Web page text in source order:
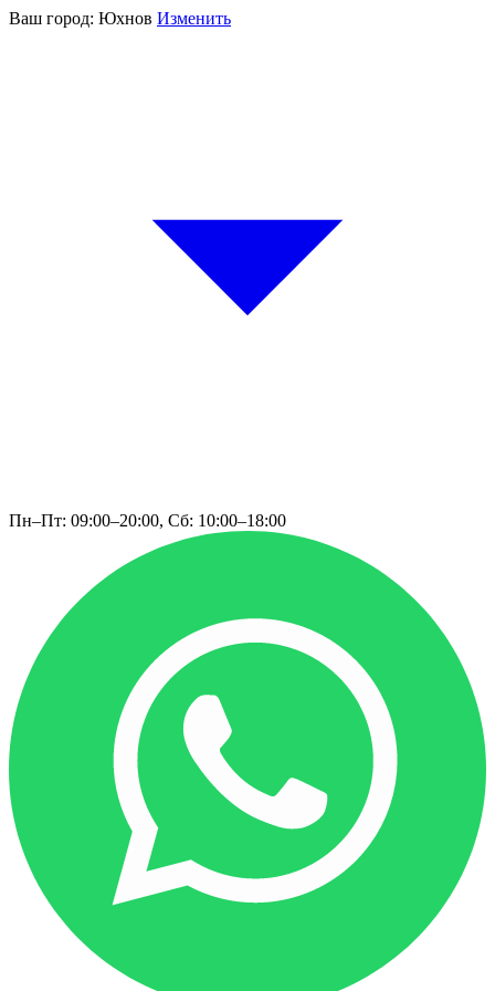
Ваш город: Юхнов Изменить
Пн–Пт: 09:00–20:00, Сб: 10:00–18:00